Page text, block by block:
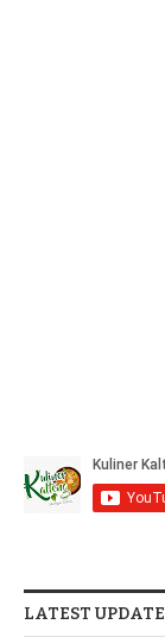
LATEST UPDATE